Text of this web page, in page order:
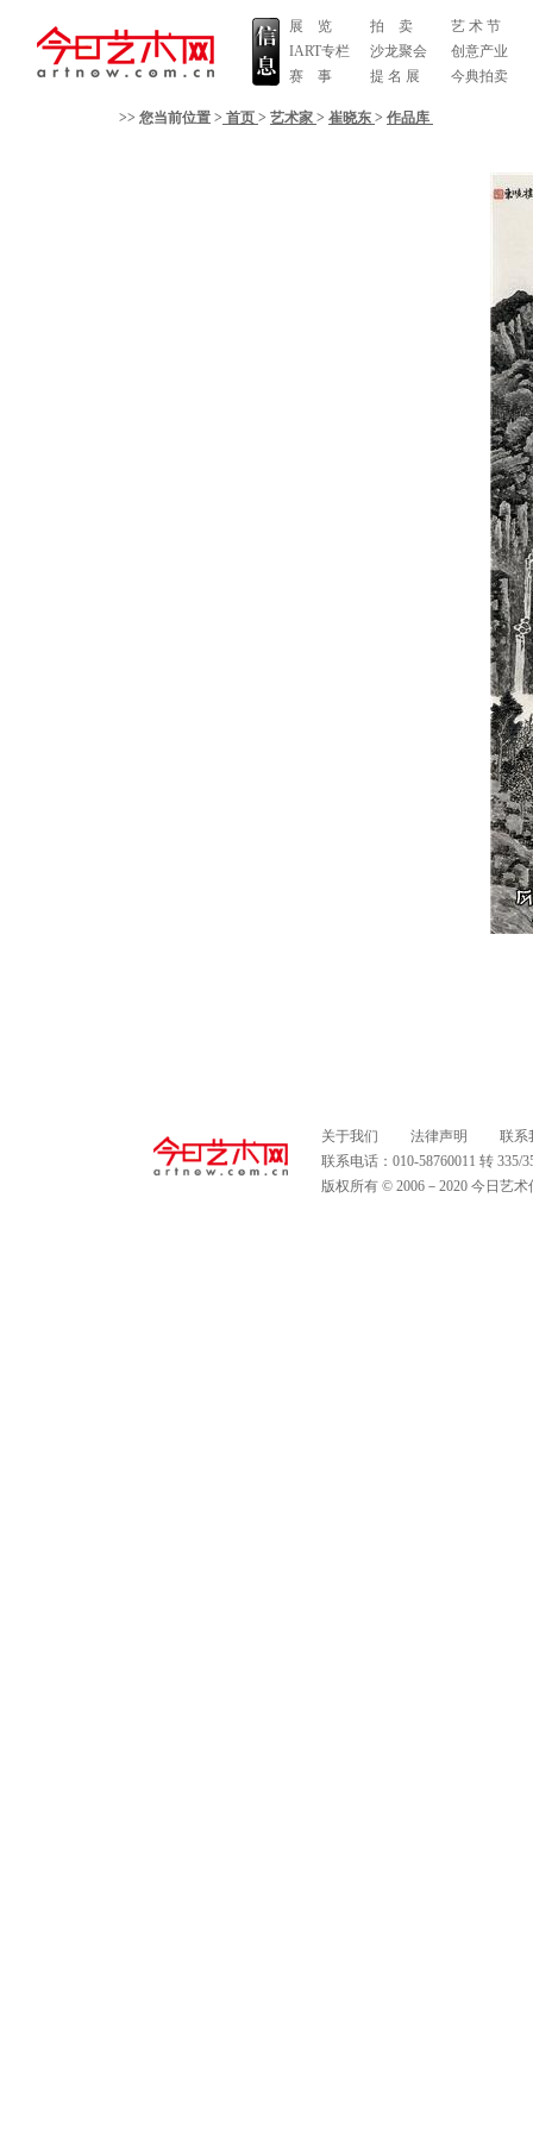
展 览
IART专栏
赛 事
拍 卖
沙龙聚会
提 名 展
艺 术 节
创意产业
今典拍卖
>> 您当前位置 > 首页 > 艺术家 > 崔晓东 > 作品库
关于我们 法律声明
联系
联系电话：010-58760011 转
版权所有 © 2006－2020 今日艺